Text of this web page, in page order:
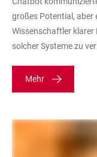
großes Potential, aber
Wissenschaftler klarer
solcher Systeme zu
Mehr